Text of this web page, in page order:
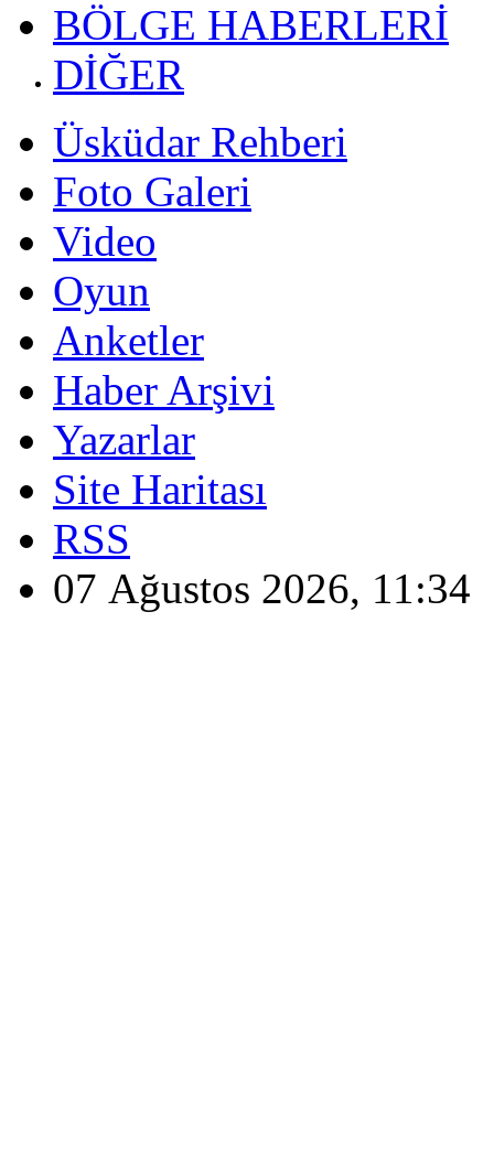
BÖLGE HABERLERİ
DİĞER
Üsküdar Rehberi
Foto Galeri
Video
Oyun
Anketler
Haber Arşivi
Yazarlar
Site Haritası
RSS
07 Ağustos 2026, 11:34